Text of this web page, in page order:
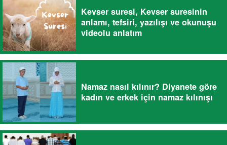
Kevser suresi, Kevser suresinin
anlamı, tefsiri, yazılışı ve okunuşu
videolu anlatım
Namaz nasıl kılınır? Diyanete göre
kadın ve erkek için namaz kılınışı